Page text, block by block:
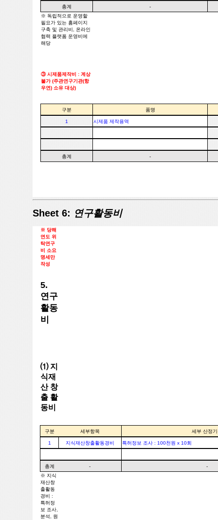
총계
-
※ 독립적으로 운영할
필요가 있는 홈페이지
구축 및 관리비, 온라인
협력 플랫폼 운영비에
해당
③ 시제품제작비 : 계상
불가 (주관연구기관(항
우연) 소유 대상)
구분 품명
1 시제품 제작용역
총계 -
Sheet 6: 연구활동비
※ 당해
연도 위
탁연구
비 소요
명세만
작성
5.
연구
활동
비
⑴ 지
식재
산 창
출 활
동비
구분 세부항목 세부 산정
1 지식재산창출활동경비 특허정보 조사 : 100천원 x 10회
총계 -
-
※ 지식
재산창
출활동
경비 :
특허정
보 조사,
분석, 원